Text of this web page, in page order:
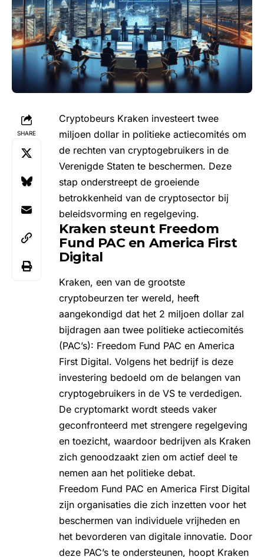
SHARE
Cryptobeurs Kraken investeert twee
miljoen dollar in politieke actiecomités om
de rechten van cryptogebruikers in de
Verenigde Staten te beschermen. Deze
stap onderstreept de groeiende
betrokkenheid van de cryptosector bij
beleidsvorming en regelgeving.
Kraken steunt Freedom
Fund PAC en America First
Digital
Kraken, een van de grootste
cryptobeurzen ter wereld, heeft
aangekondigd dat het 2 miljoen dollar zal
bijdragen aan twee politieke actiecomités
(PAC’s): Freedom Fund PAC en America
First Digital. Volgens het bedrijf is deze
investering bedoeld om de belangen van
cryptogebruikers in de VS te verdedigen.
De cryptomarkt wordt steeds vaker
geconfronteerd met strengere regelgeving
en toezicht, waardoor bedrijven als Kraken
zich genoodzaakt zien om actief deel te
nemen aan het politieke debat.
Freedom Fund PAC en America First Digital
zijn organisaties die zich inzetten voor het
beschermen van individuele vrijheden en
het bevorderen van digitale innovatie. Door
deze PAC’s te ondersteunen, hoopt Kraken